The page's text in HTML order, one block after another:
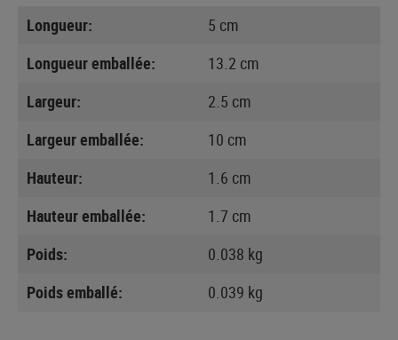
Longueur:
5 cm
Longueur emballée:
13.2 cm
Largeur:
2.5 cm
Largeur emballée:
10 cm
Hauteur:
1.6 cm
Hauteur emballée:
1.7 cm
Poids:
0.038 kg
Poids emballé:
0.039 kg